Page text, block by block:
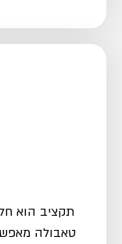
תקציב הוא
טאבולה